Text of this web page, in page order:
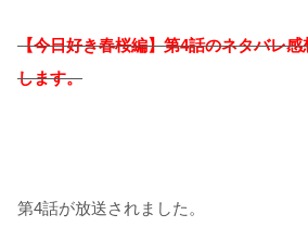
【今日好き春桜編】第4話のネタバレ
します。
第4話が放送されました。